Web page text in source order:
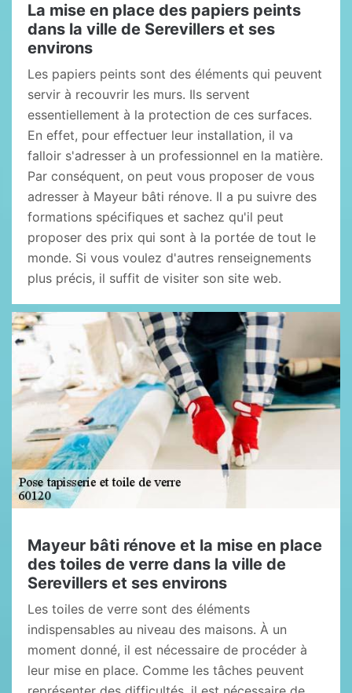
La mise en place des papiers peints
dans la ville de Serevillers et ses
environs
Les papiers peints sont des éléments qui peuvent
servir à recouvrir les murs. Ils servent
essentiellement à la protection de ces surfaces.
En effet, pour effectuer leur installation, il va
falloir s'adresser à un professionnel en la matière.
Par conséquent, on peut vous proposer de vous
adresser à Mayeur bâti rénove. Il a pu suivre des
formations spécifiques et sachez qu'il peut
proposer des prix qui sont à la portée de tout le
monde. Si vous voulez d'autres renseignements
plus précis, il suffit de visiter son site web.
Mayeur bâti rénove et la mise en place
des toiles de verre dans la ville de
Serevillers et ses environs
Les toiles de verre sont des éléments
indispensables au niveau des maisons. À un
moment donné, il est nécessaire de procéder à
leur mise en place. Comme les tâches peuvent